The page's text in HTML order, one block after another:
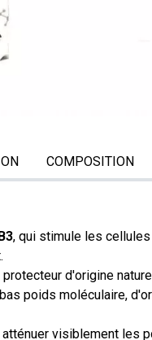
COMPOSITION
, qui stimule les
d'origine
poids moléculaire,
visiblement les